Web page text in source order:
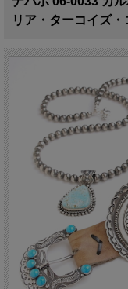
リア・ターコイズ・